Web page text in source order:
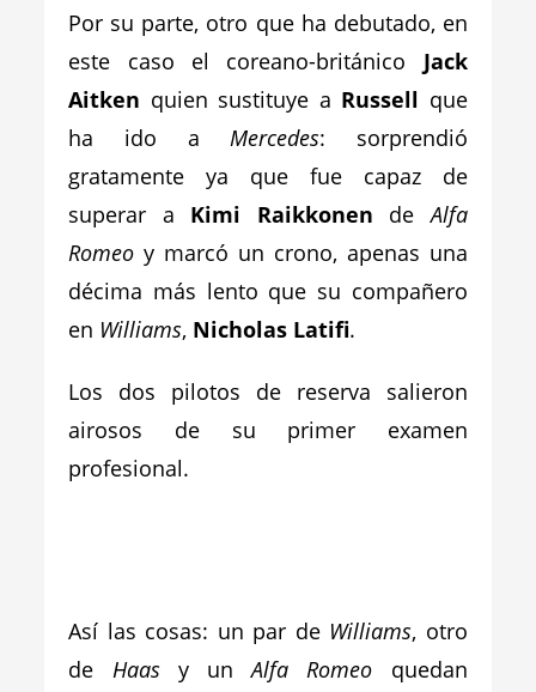
Por su parte, otro que ha debutado, en
este caso el coreano-británico Jack
Aitken quien sustituye a Russell que
ha ido aMercedes: sorprendió
gratamente ya que fue capaz de
superar a Kimi Raikkonen deAlfa
Romeo y marcó un crono, apenas una
décima más lento que su compañero
en Williams, Nicholas Latifi.
Los dos pilotos de reserva salieron
airosos de su primer examen
profesional.
Así las cosas: un par de Williams, otro
de Haasy unAlfa Romeo quedan